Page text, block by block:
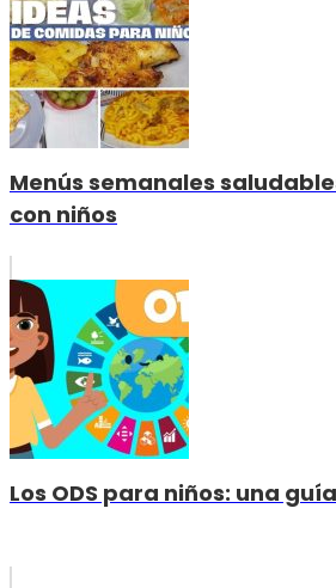
Menús semanales
con niños
Los ODS para niños: una